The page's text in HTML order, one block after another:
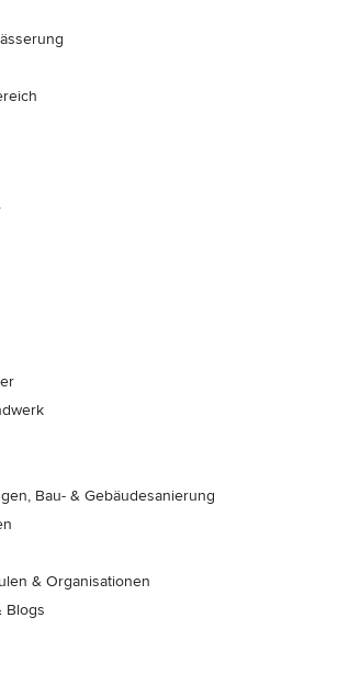
Bau- & Gebäudesanierung
& Organisationen
Blogs